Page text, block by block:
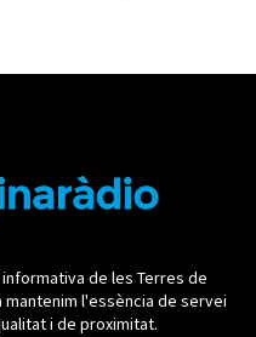
de les Terres de
mantenim l'essència de servei
i de proximitat.